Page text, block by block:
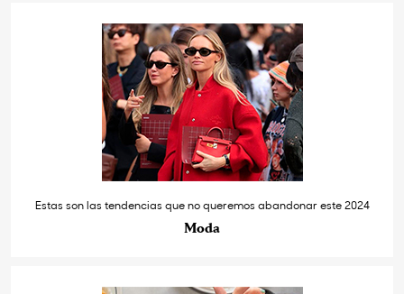
Estas son las tendencias que no queremos abandonar este 2024
Moda